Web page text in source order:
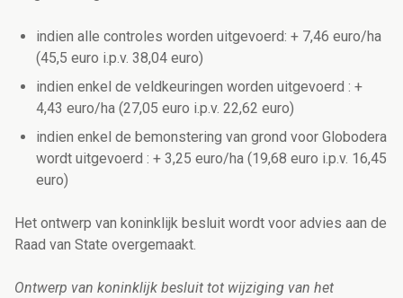
indien alle controles worden uitgevoerd: + 7,46 euro/ha
(45,5 euro i.p.v. 38,04 euro)
indien enkel de veldkeuringen worden uitgevoerd : +
4,43 euro/ha (27,05 euro i.p.v. 22,62 euro)
indien enkel de bemonstering van grond voor Globodera
wordt uitgevoerd : + 3,25 euro/ha (19,68 euro i.p.v. 16,45
euro)
Het ontwerp van koninklijk besluit wordt voor advies aan de
Raad van State overgemaakt.
Ontwerp van koninklijk besluit tot wijziging van het